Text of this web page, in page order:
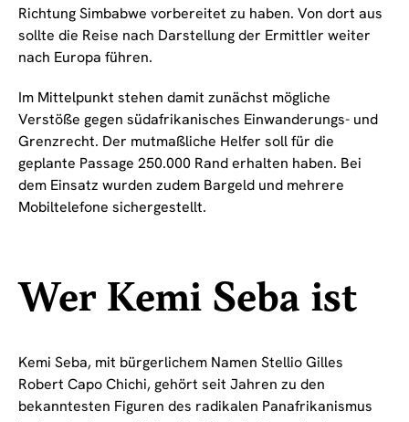
Richtung Simbabwe vorbereitet zu haben. Von dort aus
sollte die Reise nach Darstellung der Ermittler weiter
nach Europa führen.
Im Mittelpunkt stehen damit zunächst mögliche
Verstöße gegen südafrikanisches Einwanderungs- und
Grenzrecht. Der mutmaßliche Helfer soll für die
geplante Passage 250.000 Rand erhalten haben. Bei
dem Einsatz wurden zudem Bargeld und mehrere
Mobiltelefone sichergestellt.
Wer Kemi Seba ist
Kemi Seba, mit bürgerlichem Namen Stellio Gilles
Robert Capo Chichi, gehört seit Jahren zu den
bekanntesten Figuren des radikalen Panafrikanismus